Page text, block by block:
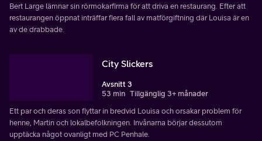
Bert Large lämnar sin rörmokarfirma för att driva en restaurang. Efter att
restaurangen öppnat inträffar flera fall av matförgiftning där Louisa är en
av de drabbade.
City Slickers
Avsnitt 3
53 min Tillgänglig 3+ månader
Ett par och deras son flyttar in bredvid Louisa och orsakar problem för
henne, Martin och lokalbefolkningen. Invånarna börjar dessutom
upptäcka något ovanligt med PC Penhale.